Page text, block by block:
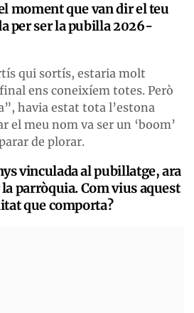
moment que van dir el teu
per ser la pubilla 2026-
qui sortís, estaria molt
ens coneixíem totes. Però
havia estat tota l’estona
el meu nom va ser un ‘boom’
de plorar.
vinculada al pubillatge, ara
parròquia. Com vius aquest
que comporta?